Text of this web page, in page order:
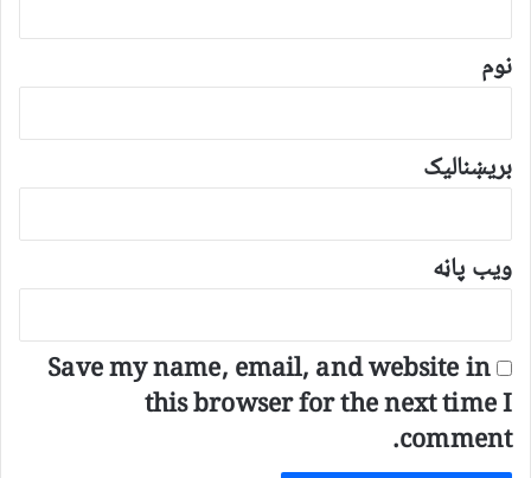
*
نوم
بریښنالیک
ویب پاڼه
Save my name, email, and website in
this browser for the next time I
comment.